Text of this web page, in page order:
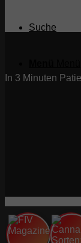
Suche
In 3 Minuten